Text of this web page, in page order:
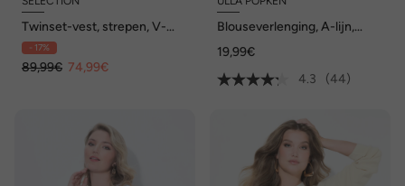
Twinset-vest, strepen, V-
hals, lange mouwen
- 17%
89,99€ 74,99€
Blouseverlenging, A-lijn,
19,99€
4.3
(44)